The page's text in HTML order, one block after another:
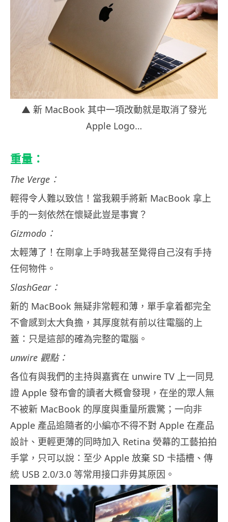
▲ 新 MacBook 其中一項改動就是取消了發光
Apple Logo…
重量：
The Verge：
輕得令人難以致信！當我親手將新 MacBook 拿上
手的一刻依然在懷疑此豈是事實？
Gizmodo：
太輕薄了！在剛拿上手時我甚至覺得自己沒有手持
任何物件。
SlashGear：
新的 MacBook 無疑非常輕和薄，單手拿着都完全
不會感到太大負擔，其厚度就有前以往電腦的上
蓋：只是這部的確為完整的電腦。
unwire 觀點：
各位有與我們的主持與嘉賓在 unwire TV 上一同見
證 Apple 發布會的讀者大概會發現，在坐的眾人無
不被新 MacBook 的厚度與重量所震驚；一向非
Apple 產品追隨者的小編亦不得不對 Apple 在產品
設計、更輕更薄的同時加入 Retina 熒幕的工藝拍拍
手掌，只可以說：至少 Apple 放棄 SD 卡插槽、傳
統 USB 2.0/3.0 等常用接口非毋其原因。